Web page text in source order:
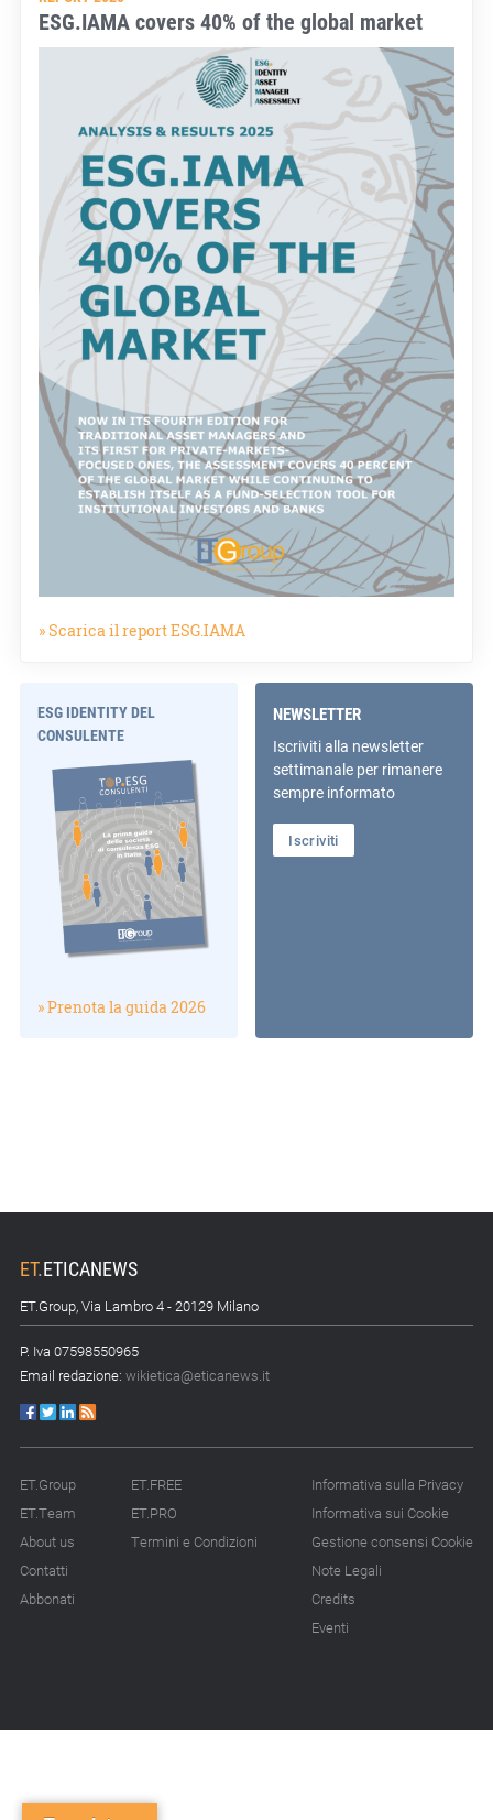
ESG.IAMA covers 40% of the global market
» Scarica il report ESG.IAMA
ESG IDENTITY DEL
CONSULENTE
» Prenota la guida 2026
NEWSLETTER
Iscriviti alla newsletter
settimanale per rimanere
sempre informato
Iscriviti
ET.ETICANEWS
ET.Group, Via Lambro 4 - 20129 Milano
P. Iva 07598550965
Email redazione: wikietica@eticanews.it
ET.Group
ET.Team
About us
Contatti
Abbonati
ET.FREE
ET.PRO
Termini e Condizioni
Informativa sulla Privacy
Informativa sui Cookie
Gestione consensi Cookie
Note Legali
Credits
Eventi